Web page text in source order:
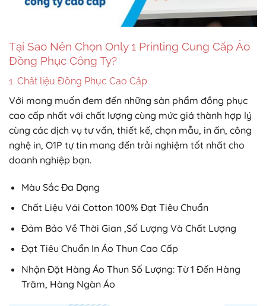
Tại Sao Nên Chọn Only 1 Printing Cung Cấp Áo
Đồng Phục Công Ty?
1. Chất liệu Đồng Phục Cao Cấp
Với mong muốn đem đến những sản phẩm đồng phục
cao cấp nhất với chất lượng cùng mức giá thành hợp lý
cùng các dịch vụ tư vấn, thiết kế, chọn mẫu, in ấn, công
nghệ in, O1P tự tin mang đến trải nghiệm tốt nhất cho
doanh nghiệp bạn.
Màu Sắc Đa Dạng
Chất Liệu Vải Cotton 100% Đạt Tiêu Chuẩn
Đảm Bảo Về Thời Gian ,Số Lượng Và Chất Lượng
Đạt Tiêu Chuẩn In Áo Thun Cao Cấp
Nhận Đặt Hàng Áo Thun Số Lượng: Từ 1 Đến Hàng
Trăm, Hàng Ngàn Áo